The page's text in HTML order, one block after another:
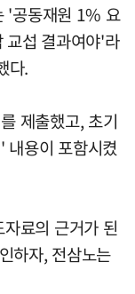
'공동재원 1% 요
교섭 결과여야'라
다.
제출했고, 초기
내용이 포함시켰
료의 근거가 된
하자, 전삼노는